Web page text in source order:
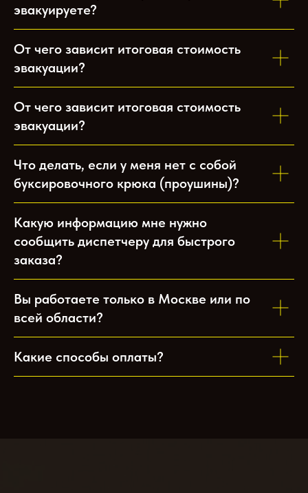
эвакуируете?
От чего зависит итоговая стоимость
эвакуации?
От чего зависит итоговая стоимость
эвакуации?
Что делать, если у меня нет с собой
буксировочного крюка (проушины)?
Какую информацию мне нужно
сообщить диспетчеру для быстрого
заказа?
Вы работаете только в Москве или по
всей области?
Какие способы оплаты?